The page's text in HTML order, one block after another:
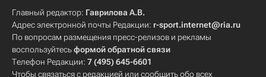
Главный редактор: Гаврилова А.В.
Адрес электронной почты Редакции: r-sport.internet@ria.ru
По вопросам размещения пресс-релизов и рекламы
воспользуйтесьформой обратной связи
Телефон Редакции: 7 (495) 645-6601
Чтобы связаться с редакцией или сообщить обо всех